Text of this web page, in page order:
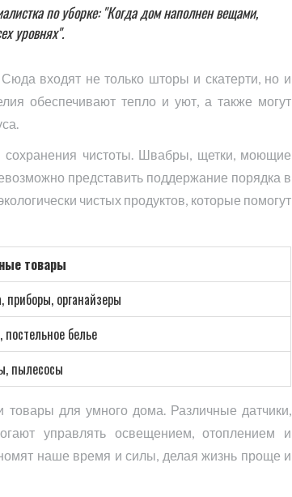
по уборке: "Когда дом наполнен вещами,
уровнях".
входят не только шторы и скатерти, но и
обеспечивают тепло и уют, а также могут
чистоты. Швабры, щетки, моющие
представить поддержание порядка в
чистых продуктов, которые помогут
товары
приборы, органайзеры
белье
пылесосы
для умного дома. Различные датчики,
управлять освещением, отоплением и
наше время и силы, делая жизнь проще и